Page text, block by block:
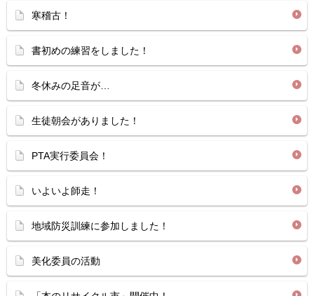
寒稽古！
書初めの練習をしました！
冬休みの足音が…
生徒朝会がありました！
PTA実行委員会！
いよいよ師走！
地域防災訓練に参加しました！
美化委員の活動